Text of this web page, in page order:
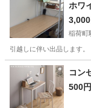
ホワイト
一人
3,000
稲荷町
引越しに伴い出品します
東京 台東区 稲荷
コン
500円